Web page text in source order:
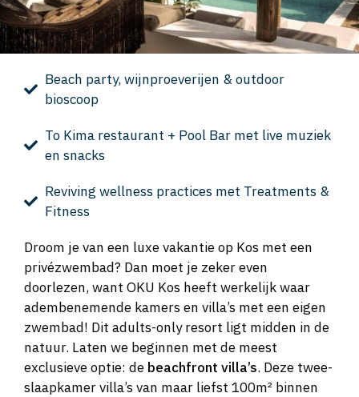
Beach party, wijnproeverijen & outdoor
bioscoop
To Kima restaurant + Pool Bar met live muziek
en snacks
Reviving wellness practices met Treatments &
Fitness
Droom je van een luxe vakantie op Kos met een
privézwembad? Dan moet je zeker even
doorlezen, want OKU Kos heeft werkelijk waar
adembenemende kamers en villa’s met een eigen
zwembad! Dit adults-only resort ligt midden in de
natuur. Laten we beginnen met de meest
exclusieve optie: de beachfront villa’s. Deze twee-
slaapkamer villa’s van maar liefst 100m² binnen